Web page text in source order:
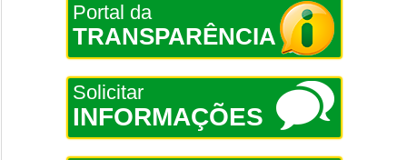
Portal da
TRANSPARÊNCIA
Solicitar
INFORMAÇÕES